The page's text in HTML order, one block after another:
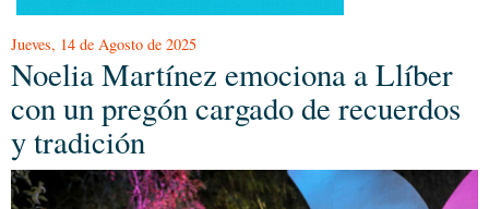
Jueves, 14 de Agosto de 2025
Noelia Martínez emociona a Llíber
con un pregón cargado de recuerdos
y tradición